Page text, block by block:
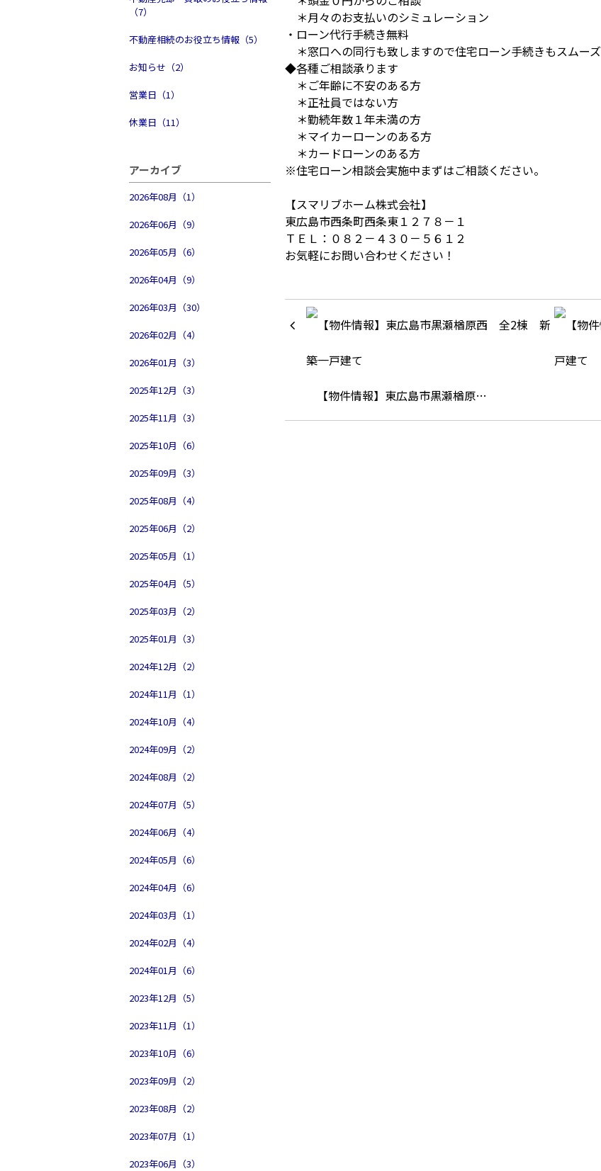
（7）
不動産相続のお役立ち情報（5）
お知らせ（2）
営業日（1）
休業日（11）
アーカイブ
2026年08月（1）
2026年06月（9）
2026年05月（6）
2026年04月（9）
2026年03月（30）
2026年02月（4）
2026年01月（3）
2025年12月（3）
2025年11月（3）
2025年10月（6）
2025年09月（3）
2025年08月（4）
2025年06月（2）
2025年05月（1）
2025年04月（5）
2025年03月（2）
2025年01月（3）
2024年12月（2）
2024年11月（1）
2024年10月（4）
2024年09月（2）
2024年08月（2）
2024年07月（5）
2024年06月（4）
2024年05月（6）
2024年04月（6）
2024年03月（1）
2024年02月（4）
2024年01月（6）
2023年12月（5）
2023年11月（1）
2023年10月（6）
2023年09月（2）
2023年08月（2）
2023年07月（1）
2023年06月（3）
＊月々のお支払いのシミュレーション
・ローン代行手続き無料
＊窓口への同行も致しますので住宅ローン手続きもスムーズ
◆各種ご相談承ります
＊ご年齢に不安のある方
＊正社員ではない方
＊勤続年数１年未満の方
＊マイカーローンのある方
＊カードローンのある方
※住宅ローン相談会実施中まずはご相談ください。
【スマリブホーム株式会社】
東広島市西条町西条東１２７８－１
ＴＥＬ：０８２－４３０－５６１２
お気軽にお問い合わせください！
【物件情報】東広島市黒瀬楢原…